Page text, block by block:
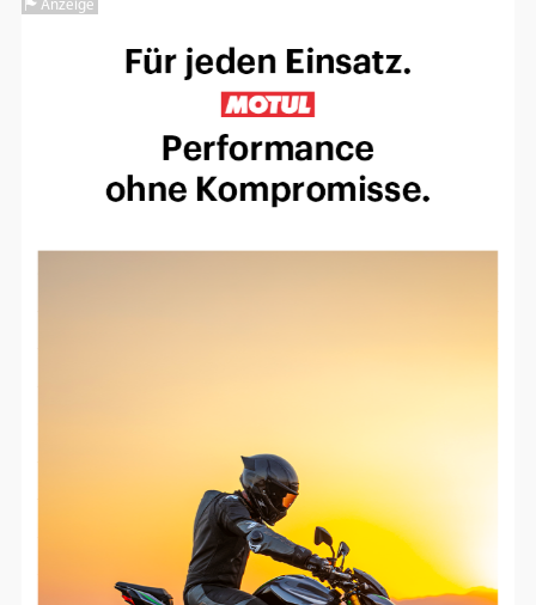
Anzeige
Cookie Laufzeit:
EXTERNE MEDIEN
Um Inhalte von Videoplattformen und
Google Maps